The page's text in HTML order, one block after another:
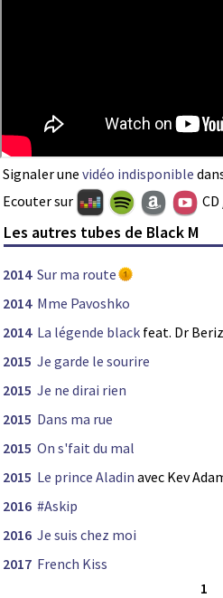
Signaler une vidéo indisponible
Ecouter sur
Les autres tubes de Black M
2014 Sur ma route
2014 Mme Pavoshko
2014 La légende black feat. Dr
2015 Je garde le sourire
2015 Je ne dirai rien
2015 Dans ma rue
2015 On s'fait du mal
2015 Le prince Aladin avec Kev
2016 #Askip
2016 Je suis chez moi
2017 French Kiss
1